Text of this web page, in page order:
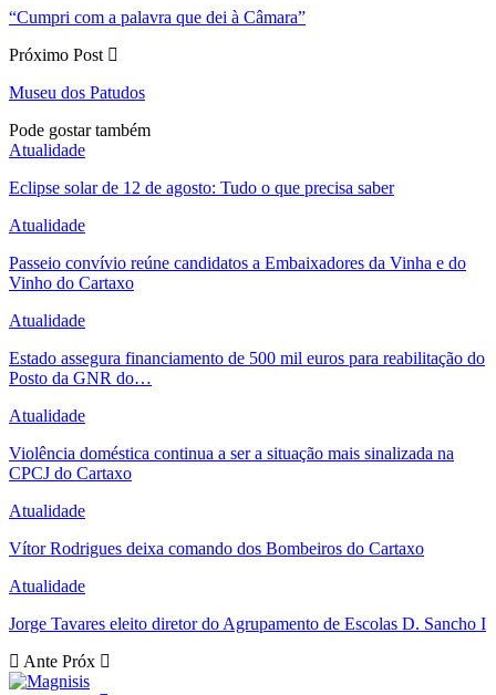
“Cumpri com a palavra que dei à Câmara”
Próximo Post
Museu dos Patudos
Pode gostar também
Atualidade
Eclipse solar de 12 de agosto: Tudo o que precisa saber
Atualidade
Passeio convívio reúne candidatos a Embaixadores da Vinha e do
Vinho do Cartaxo
Atualidade
Estado assegura financiamento de 500 mil euros para reabilitação do
Posto da GNR do…
Atualidade
Violência doméstica continua a ser a situação mais sinalizada na
CPCJ do Cartaxo
Atualidade
Vítor Rodrigues deixa comando dos Bombeiros do Cartaxo
Atualidade
Jorge Tavares eleito diretor do Agrupamento de Escolas D. Sancho I
Ante Próx